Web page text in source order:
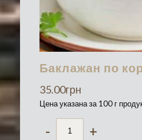
Баклажан по
35.00грн
Цена указана за 100 г
- +